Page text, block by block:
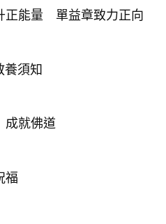
正能量 單益章致力正向
養須知
就佛道
福